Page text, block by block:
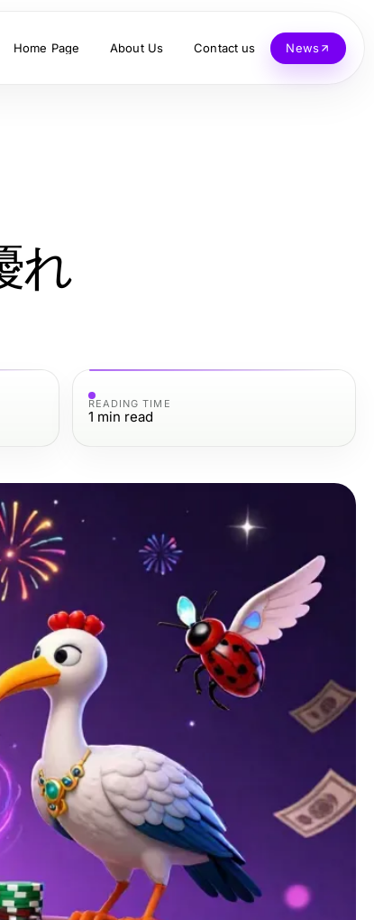
Home Page About Us Contact us News
れ
READING TIME
1 min read